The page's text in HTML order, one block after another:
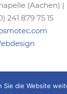
(Aachen) |
241 879 75 15
Sie die Website